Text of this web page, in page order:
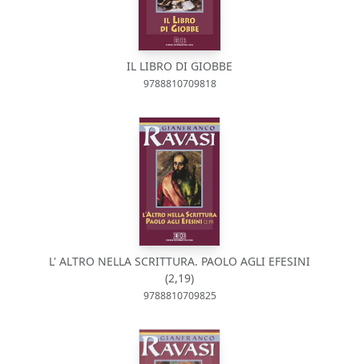
IL LIBRO DI GIOBBE
9788810709818
L' ALTRO NELLA SCRITTURA. PAOLO AGLI EFESINI
(2,19)
9788810709825